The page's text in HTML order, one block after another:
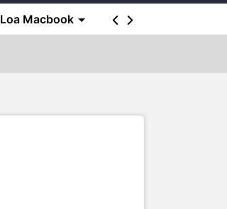
Loa Macbook SSD Macbook